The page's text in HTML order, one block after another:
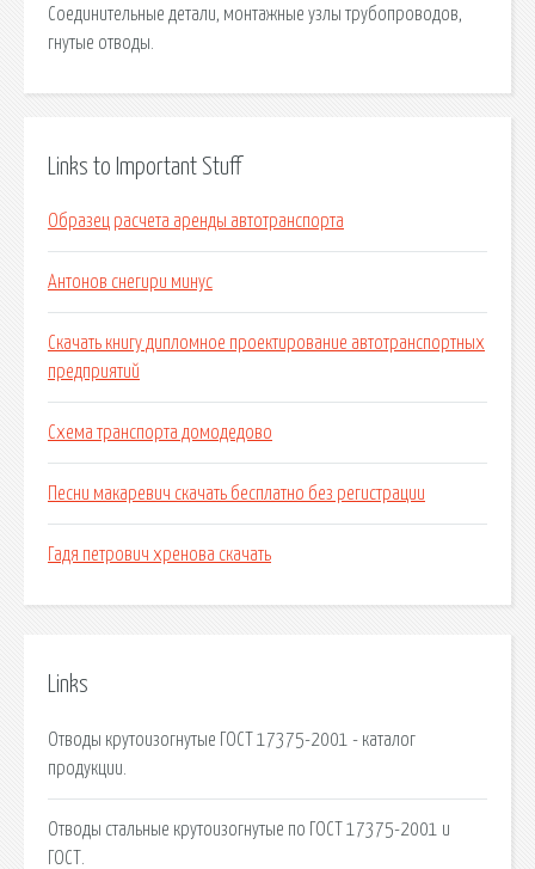
Соединительные детали, монтажные узлы трубопроводов,
гнутые отводы.
Links to Important Stuff
Образец расчета аренды автотранспорта
Антонов снегири минус
Скачать книгу дипломное проектирование автотранспортных
предприятий
Схема транспорта домодедово
Песни макаревич скачать бесплатно без регистрации
Гадя петрович хренова скачать
Links
Отводы крутоизогнутые ГОСТ 17375-2001 - каталог
продукции.
Отводы стальные крутоизогнутые по ГОСТ 17375-2001 и
ГОСТ.